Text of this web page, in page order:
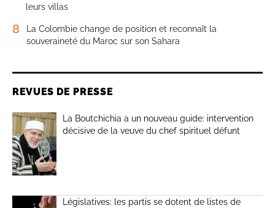
leurs villas
8
La Colombie change de position et reconnaît la
souveraineté du Maroc sur son Sahara
REVUES DE PRESSE
La Boutchichia a un nouveau guide: intervention
décisive de la veuve du chef spirituel défunt
Législatives: les partis se dotent de listes de